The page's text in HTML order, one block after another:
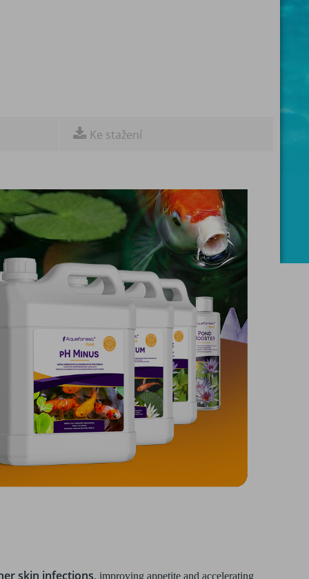
Ke stažení
skin infections, improving appetite and accelerating